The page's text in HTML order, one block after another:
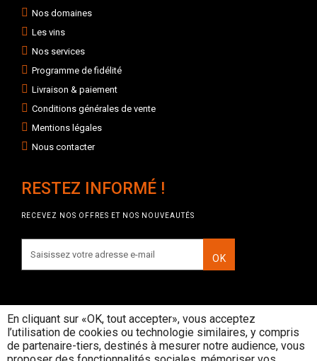
Nos domaines
Les vins
Nos services
Programme de fidélité
Livraison & paiement
Conditions générales de vente
Mentions légales
Nous contacter
RESTEZ INFORMÉ !
RECEVEZ NOS OFFRES ET NOS NOUVEAUTÉS
OK
INTERDICTION DE VENTE DE
BOISSONS ALCOOLIQUES AUX
En cliquant sur «OK, tout accepter», vous acceptez
l’utilisation de cookies ou technologie similaires, y compris
de partenaire-tiers, destinés à mesurer notre audience, vous